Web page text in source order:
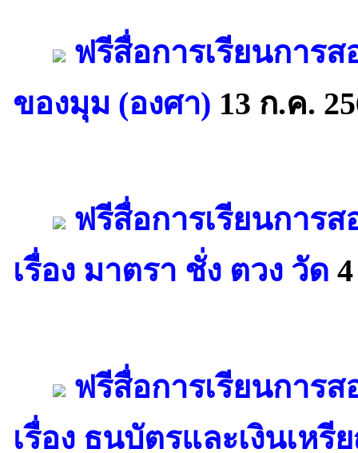
ฟรีสื่อการเรียนการ
ของมุม (องศา) 13 ก.ค.
ฟรีสื่อการเรียนการ
เรื่อง มาตรา ชั่ง ตวง วัด
ฟรีสื่อการเรียนการ
เรื่อง ธนบัตรและเงินเหรี